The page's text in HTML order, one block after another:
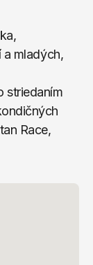
a mladých,
striedaním
Race,